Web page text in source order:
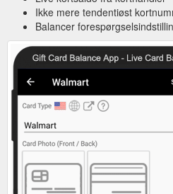
Ikke mere tendentiøst
Balancer